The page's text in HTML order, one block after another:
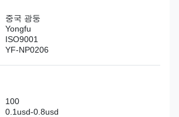
중국 광둥
Yongfu
ISO9001
YF-NP0206
100
0.1usd-0.8usd